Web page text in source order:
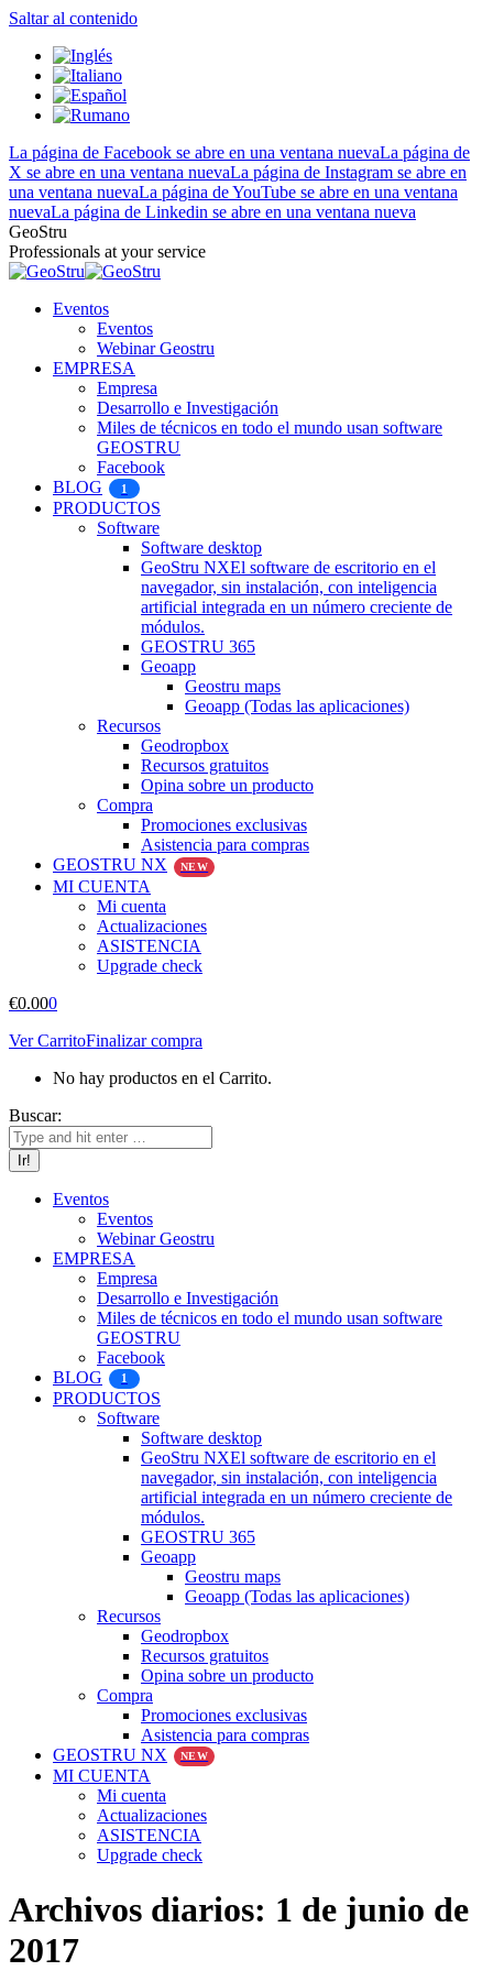
Saltar al contenido
La página de Facebook se abre en una ventana nuevaLa página de
X se abre en una ventana nuevaLa página de Instagram se abre en
una ventana nuevaLa página de YouTube se abre en una ventana
nuevaLa página de Linkedin se abre en una ventana nueva
GeoStru
Professionals at your service
Eventos
Eventos
Webinar Geostru
EMPRESA
Empresa
Desarrollo e Investigación
Miles de técnicos en todo el mundo usan software
GEOSTRU
Facebook
BLOG
1
PRODUCTOS
Software
Software desktop
GeoStru NXEl software de escritorio en el
navegador, sin instalación, con inteligencia
artificial integrada en un número creciente de
módulos.
GEOSTRU 365
Geoapp
Geostru maps
Geoapp (Todas las aplicaciones)
Recursos
Geodropbox
Recursos gratuitos
Opina sobre un producto
Compra
Promociones exclusivas
Asistencia para compras
GEOSTRU NX
NEW
MI CUENTA
Mi cuenta
Actualizaciones
ASISTENCIA
Upgrade check
€0.000
Ver CarritoFinalizar compra
No hay productos en el Carrito.
Buscar:
Eventos
Eventos
Webinar Geostru
EMPRESA
Empresa
Desarrollo e Investigación
Miles de técnicos en todo el mundo usan software
GEOSTRU
Facebook
BLOG
1
PRODUCTOS
Software
Software desktop
GeoStru NXEl software de escritorio en el
navegador, sin instalación, con inteligencia
artificial integrada en un número creciente de
módulos.
GEOSTRU 365
Geoapp
Geostru maps
Geoapp (Todas las aplicaciones)
Recursos
Geodropbox
Recursos gratuitos
Opina sobre un producto
Compra
Promociones exclusivas
Asistencia para compras
GEOSTRU NX
NEW
MI CUENTA
Mi cuenta
Actualizaciones
ASISTENCIA
Upgrade check
Archivos diarios: 1 de junio de
2017